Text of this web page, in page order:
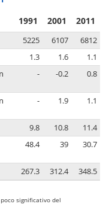
1991 2001 2011
5225 6107
6812
1.3 1.6
1.1
- -0.2 0.8
- 1.9 1.1
9.8 10.8
11.4
48.4 39 30.7
267.3 312.4 348.5
significativo del